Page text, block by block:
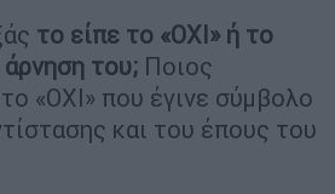
το είπε το «ΟΧΙ» ή το
του; Ποιος
«ΟΧΙ» που έγινε σύμβολο
και του έπους του